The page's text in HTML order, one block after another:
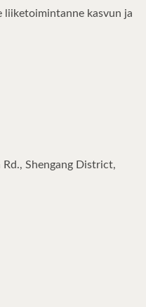
liiketoimintanne kasvun ja
Shengang District,